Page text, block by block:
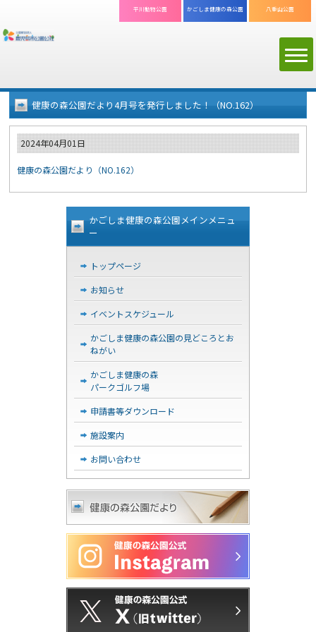
平川動物公園 かごしま健康の森公園 八重山公園
健康の森公園だより4月号を発行しました！（NO.162）
2024年04月01日
健康の森公園だより（NO.162）
かごしま健康の森公園メインメニュ
ー
トップページ
お知らせ
イベントスケジュール
かごしま健康の森公園の見どころとお
ねがい
かごしま健康の森
パークゴルフ場
申請書等ダウンロード
施設案内
お問い合わせ